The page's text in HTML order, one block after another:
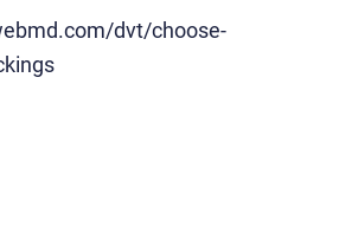
dvt/choose-